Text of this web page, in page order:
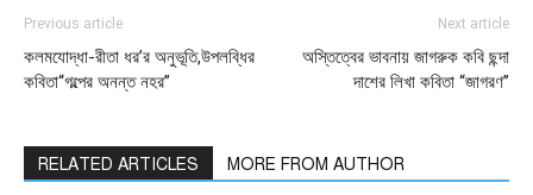
Previous article
কলমযোদ্ধা-রীতা ধর’র অনুভূতি,উপলব্ধির
কবিতা“গল্পের অনন্ত নহর”
Next article
অস্তিত্বের ভাবনায় জাগরুক কবি ছন্দা
দাশের লিখা কবিতা “জাগরণ”
RELATED ARTICLES MORE FROM AUTHOR